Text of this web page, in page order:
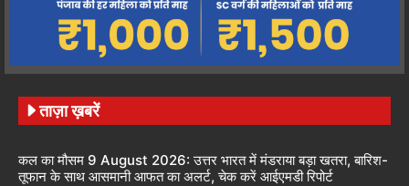
ताज़ा ख़बरें
कल का मौसम 9 August 2026: उत्तर भारत में मंडराया बड़ा खतरा, बारिश-
तूफान के साथ आसमानी आफत का अलर्ट, चेक करें आईएमडी रिपोर्ट